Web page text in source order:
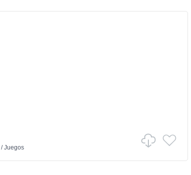
/Juegos